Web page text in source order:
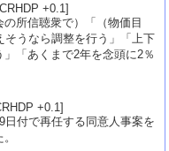
+0.1]
所信聴衆で）「（物価目
そうなら調整を行う」「上下
「あくまで2年を念頭に2％
+0.1]
日付で再任する同意人事案を